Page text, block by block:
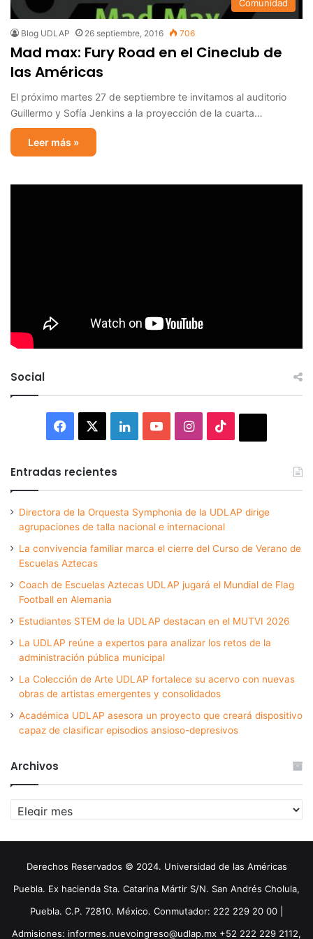
Comunidad
Blog UDLAP 26 septiembre, 2016 706
Mad max: Fury Road en el Cineclub de
las Américas
El próximo martes 27 de septiembre te invitamos al auditorio
Guillermo y Sofía Jenkins a la proyección de la cuarta…
Leer más »
Social
Facebook LinkedInYouTubeInstagram
Entradas recientes
Directora de la Orquesta Symphonia de la UDLAP dirige
agrupaciones de talla nacional e internacional
La convivencia familiar marca el cierre del Curso de Verano de
Escuelas Aztecas
Coach de Escuelas Aztecas UDLAP jugará el Mundial de Flag
Football en Alemania
Estudiantes STEM de la UDLAP destacan en el MUTVI 2026
La UDLAP reúne a expertos para analizar los retos de la
administración pública municipal
La Colección de Arte UDLAP fortalece su acervo con nuevas
obras de artistas emergentes y consolidados
Académica UDLAP asesora un proyecto que creará dispositivo
capaz de clasificar episodios ansioso-depresivos
Archivos
Archivos
Derechos Reservados © 2024. Universidad de las Américas
Puebla. Ex hacienda Sta. Catarina Mártir S/N. San Andrés Cholula,
Puebla. C.P. 72810. México. Conmutador: 222 229 20 00 |
Admisiones: informes.nuevoingreso@udlap.mx +52 222 229 2112,